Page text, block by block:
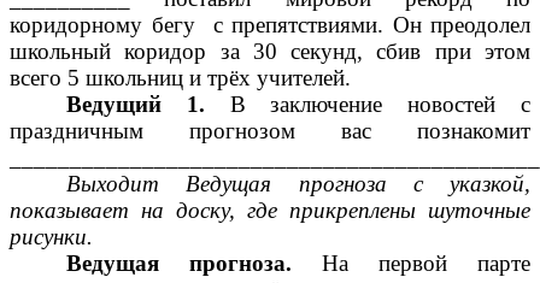
коридорному бегу с препятствиями. Он преодолел
школьный коридор за 30 секунд, сбив при этом
всего 5 школьниц и трёх учителей.
Ведущий 1. В заключение новостей с
праздничным прогнозом вас познакомит
Выходит Ведущая прогноза с указкой,
показывает на доску, где прикреплены шуточные
рисунки.
Ведущая прогноза.На первой парте